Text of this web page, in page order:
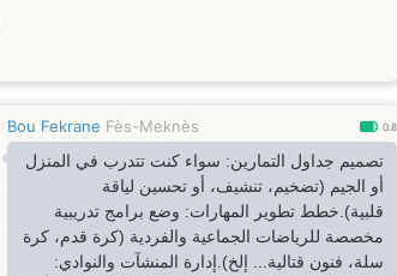
Bou Fekrane Fès-Meknès 0.8
تصميم جداول التمارين: سواء كنت تتدرب في المنزل
أو الجيم (تضخيم، تنشيف، أو تحسين لياقة
قلبية).خطط تطوير المهارات: وضع برامج تدريبية
مخصصة للرياضات الجماعية والفردية (كرة قدم، كرة
سلة، فنون قتالية... إلخ).إدارة المنشآت والنوادي: